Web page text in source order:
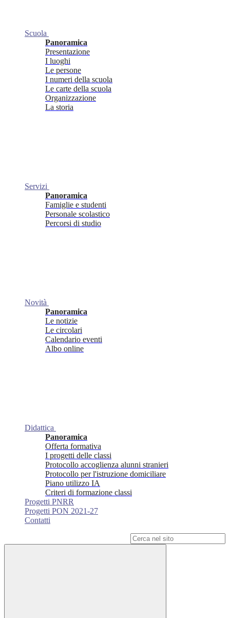
Scuola
Panoramica
Presentazione
I luoghi
Le persone
I numeri della scuola
Le carte della scuola
Organizzazione
La storia
Servizi
Panoramica
Famiglie e studenti
Personale scolastico
Percorsi di studio
Novità
Panoramica
Le notizie
Le circolari
Calendario eventi
Albo online
Didattica
Panoramica
Offerta formativa
I progetti delle classi
Protocollo accoglienza alunni stranieri
Protocollo per l'istruzione domiciliare
Piano utilizzo IA
Criteri di formazione classi
Progetti PNRR
Progetti PON 2021-27
Contatti